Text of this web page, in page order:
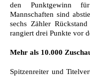
den Punktgewinn
Mannschaften sind
sechs Zähler
rangiert drei Punkte vor
Mehr als 10.000
Spitzenreiter und